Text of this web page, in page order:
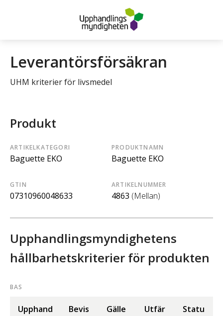
Leverantörsförsäkran
UHM kriterier för livsmedel
Produkt
ARTIKELKATEGORI
Baguette EKO
PRODUKTNAMN
Baguette EKO
GTIN
07310960048633
ARTIKELNUMMER
4863 (Mellan)
Upphandlingsmyndighetens
hållbarhetskriterier för produkten
BAS
Upphand
Bevis
Gälle
Utfär
Statu